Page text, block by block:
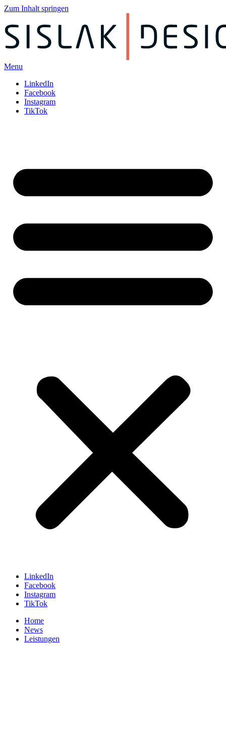
Zum Inhalt springen
Menu
LinkedIn
Facebook
Instagram
TikTok
LinkedIn
Facebook
Instagram
TikTok
Home
News
Leistungen